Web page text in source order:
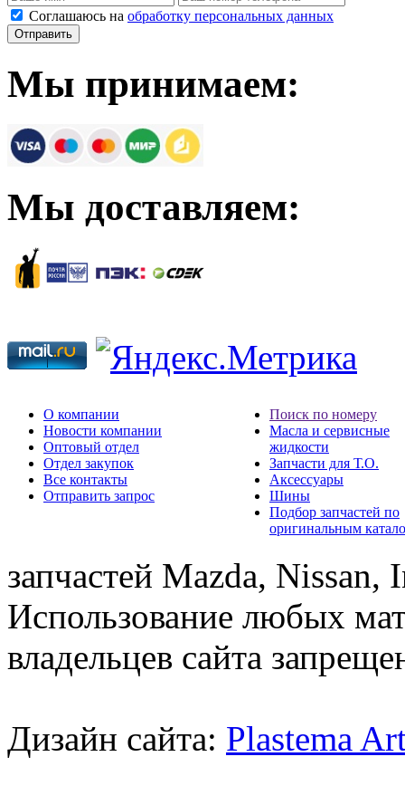
Соглашаюсь на обработку персональных данных
Мы принимаем:
Мы доставляем:
О компании
Новости компании
Оптовый отдел
Отдел закупок
Все контакты
Отправить запрос
Поиск по номеру
Масла и сервисные
жидкости
Запчасти для Т.О.
Аксессуары
Шины
Подбор запчастей по
оригинальным
запчастей Mazda,
Использование любых
владельцев сайта
Дизайн сайта: Plastema